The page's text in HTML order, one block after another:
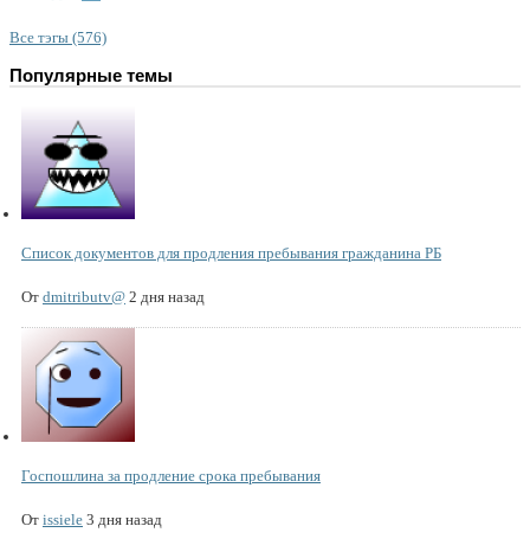
Все тэгы (576)
Популярные темы
Список документов для продления пребывания гражданина РБ
От dmitributv@ 2 дня назад
Госпошлина за продление срока пребывания
От issiele 3 дня назад